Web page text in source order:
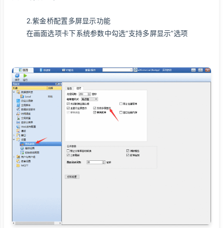
2.紫金桥配置多屏显示功能
在画面选项卡下系统参数中勾选“支持多屏显示”选项